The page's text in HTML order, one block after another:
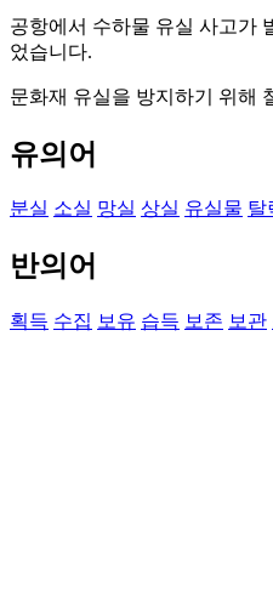
공항에서 수하물 유실 사고가
었습니다.
문화재 유실을 방지하기 위해
유의어
분실 소실 망실 상실 유실물 탈
반의어
획득 수집 보유 습득 보존 보관